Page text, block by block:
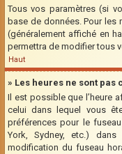
Tous vos paramètres (si
base de données. Pour les
(généralement affiché en
permettra de modifier tous
Haut
» Les heures ne sont pas
Il est possible que l’heure
celui dans lequel vous
préférences pour le
York, Sydney, etc.)
modification du fuseau